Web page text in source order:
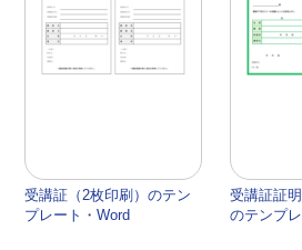
受講証（2枚印刷）のテン
プレート・Word
受講証証
のテンプ